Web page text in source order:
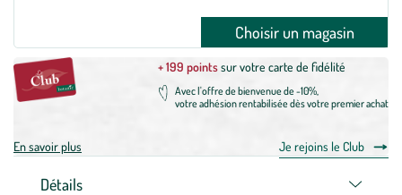
Choisir un magasin
+ 199 pointssur votre carte de fidélité
Avec l'offre de bienvenue de -10%,
votre adhésion rentabilisée dès votre premier achat
En savoir plus Je rejoins le Club
Détails